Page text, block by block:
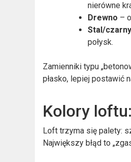
nierówne
Drewno –
Stal/
połysk.
Zamienniki typu
płasko, lepiej postawić
Kolory
Loft trzyma się palety:
Największy błąd to